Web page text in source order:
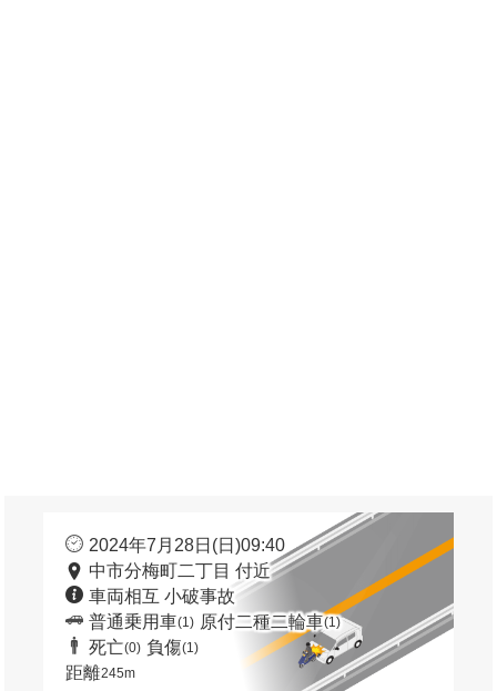
2024年7月28日(日)09:40
中市分梅町二丁目 付近
車両相互 小破事故
普通乗用車(1) 原付二種二輪車(1)
死亡(0) 負傷(1)
距離245m